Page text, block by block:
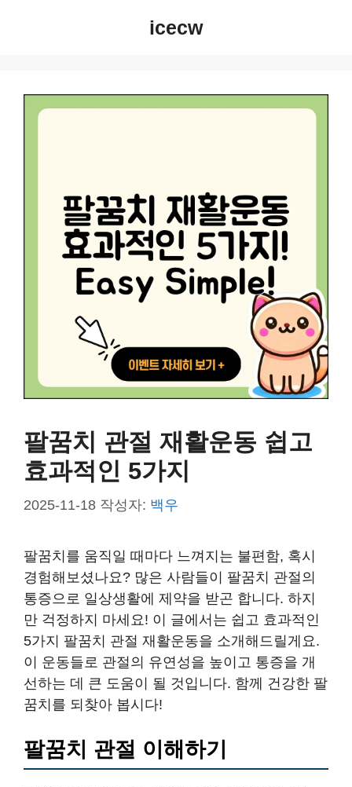
icecw
팔꿈치 관절 재활운동 쉽고
효과적인 5가지
2025-11-18 작성자: 백우
팔꿈치를 움직일 때마다 느껴지는 불편함, 혹시
경험해보셨나요? 많은 사람들이 팔꿈치 관절의
통증으로 일상생활에 제약을 받곤 합니다. 하지
만 걱정하지 마세요! 이 글에서는 쉽고 효과적인
5가지 팔꿈치 관절 재활운동을 소개해드릴게요.
이 운동들로 관절의 유연성을 높이고 통증을 개
선하는 데 큰 도움이 될 것입니다. 함께 건강한 팔
꿈치를 되찾아 봅시다!
팔꿈치 관절 이해하기